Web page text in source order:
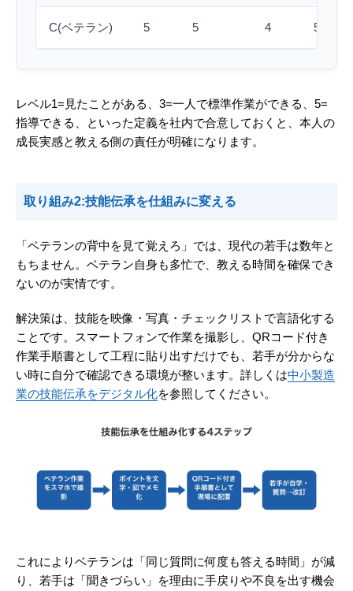
C(ベテラン) 5 5 4 5
レベル1=見たことがある、3=一人で標準作業ができる、5=
指導できる、といった定義を社内で合意しておくと、本人の
成長実感と教える側の責任が明確になります。
取り組み2:技能伝承を仕組みに変える
「ベテランの背中を見て覚えろ」では、現代の若手は数年と
もちません。ベテラン自身も多忙で、教える時間を確保でき
ないのが実情です。
解決策は、技能を映像・写真・チェックリストで言語化する
ことです。スマートフォンで作業を撮影し、QRコード付き
作業手順書として工程に貼り出すだけでも、若手が分からな
い時に自分で確認できる環境が整います。詳しくは中小製造
業の技能伝承をデジタル化を参照してください。
これによりベテランは「同じ質問に何度も答える時間」が減
り、若手は「聞きづらい」を理由に手戻りや不良を出す機会